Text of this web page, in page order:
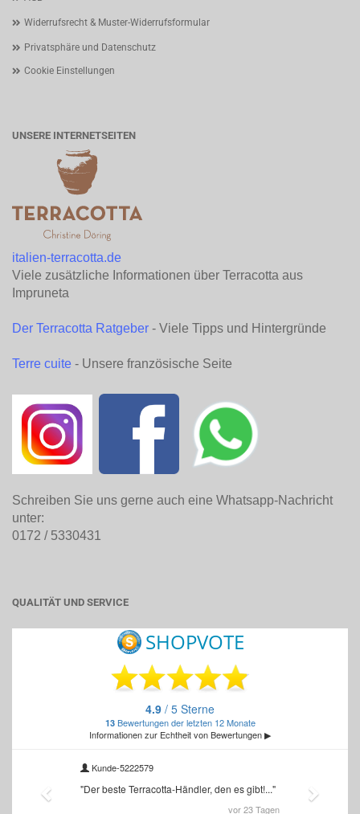
Widerrufsrecht & Muster-Widerrufsformular
Privatsphäre und Datenschutz
Cookie Einstellungen
UNSERE INTERNETSEITEN
italien-terracotta.de
Viele zusätzliche Informationen über Terracotta aus
Impruneta
Der Terracotta Ratgeber - Viele Tipps und Hintergründe
Terre cuite - Unsere französische Seite
Schreiben Sie uns gerne auch eine Whatsapp-Nachricht
unter:
0172 / 5330431
QUALITÄT UND SERVICE